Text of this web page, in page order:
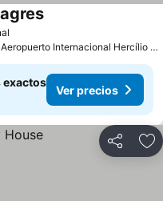
Ver precios
Internacional Hercílio
exactos
Ver precios
Compartir